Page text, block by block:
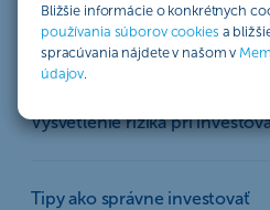
Bližšie informácie o konkrétnych
používania súborov cookies a
spracúvania nájdete v našom v
údajov.
Rozdiel medzi sporením a
Vysvetlenie rizika pri
Tipy ako správne investovať